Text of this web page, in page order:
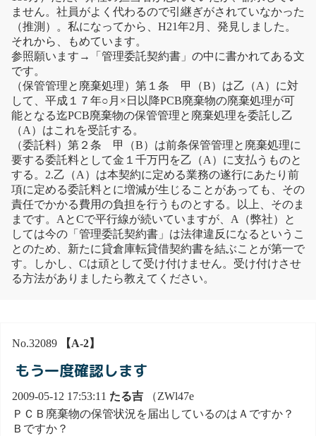
ません。社員がよく代わるので引継ぎがされていなかった
（推測）。私になってから、H21年2月、発見しました。
それから、もめています。
参照願います→「管理委託契約書」の中に書かれてある文
です。
（保管管理と廃棄処理）第１条 甲（B）は乙（A）に対
して、平成１７年○月×日以降PCB廃棄物の廃棄処理が可
能となる迄PCB廃棄物の保管管理と廃棄処理を委託し乙
（A）はこれを受託する。
（委託料）第２条 甲（B）は前条保管管理と廃棄処理に
要する委託料として金１千万円を乙（A）に支払うものと
する。2.乙（A）は本契約に定める業務の遂行にあたり前
項に定める委託料とに増減が生じることがあっても、その
責任でかかる費用の負担を行うものとする。以上、そのま
まです。AとCで平行線が続いていますが、A（弊社）と
しては今の「管理委託契約書」は法律違反になるというこ
とのため、新たに貸倉庫転貸借契約書を結ぶことが第一で
す。しかし、Cは頑として受け付けません。受け付けさせ
る方法がありましたら教えてください。
No.32089 【A-2】
もう一度確認します
2009-05-12 17:53:11 たる吉 （ZWl47e
ＰＣＢ廃棄物の保管状況を届出しているのはＡですか？
Ｂですか？